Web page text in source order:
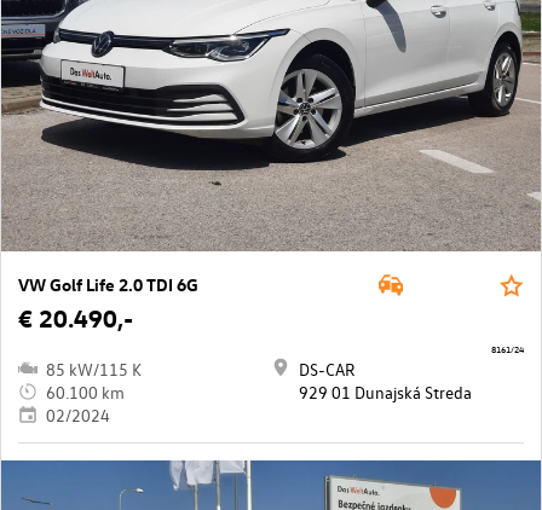
VW Golf Life 2.0 TDI 6G
€ 20.490,-
85 kW/115 K
60.100 km
02/2024
DS-CAR
929 01 Dunajská Streda
8161/24